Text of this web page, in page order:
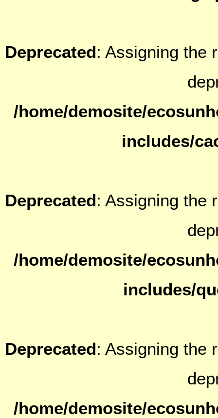
Deprecated: Assigning the
/home/demosite/
includes/
Deprecated: Assigning the
/home/demosite/
includes/
Deprecated: Assigning the
/home/demosite/